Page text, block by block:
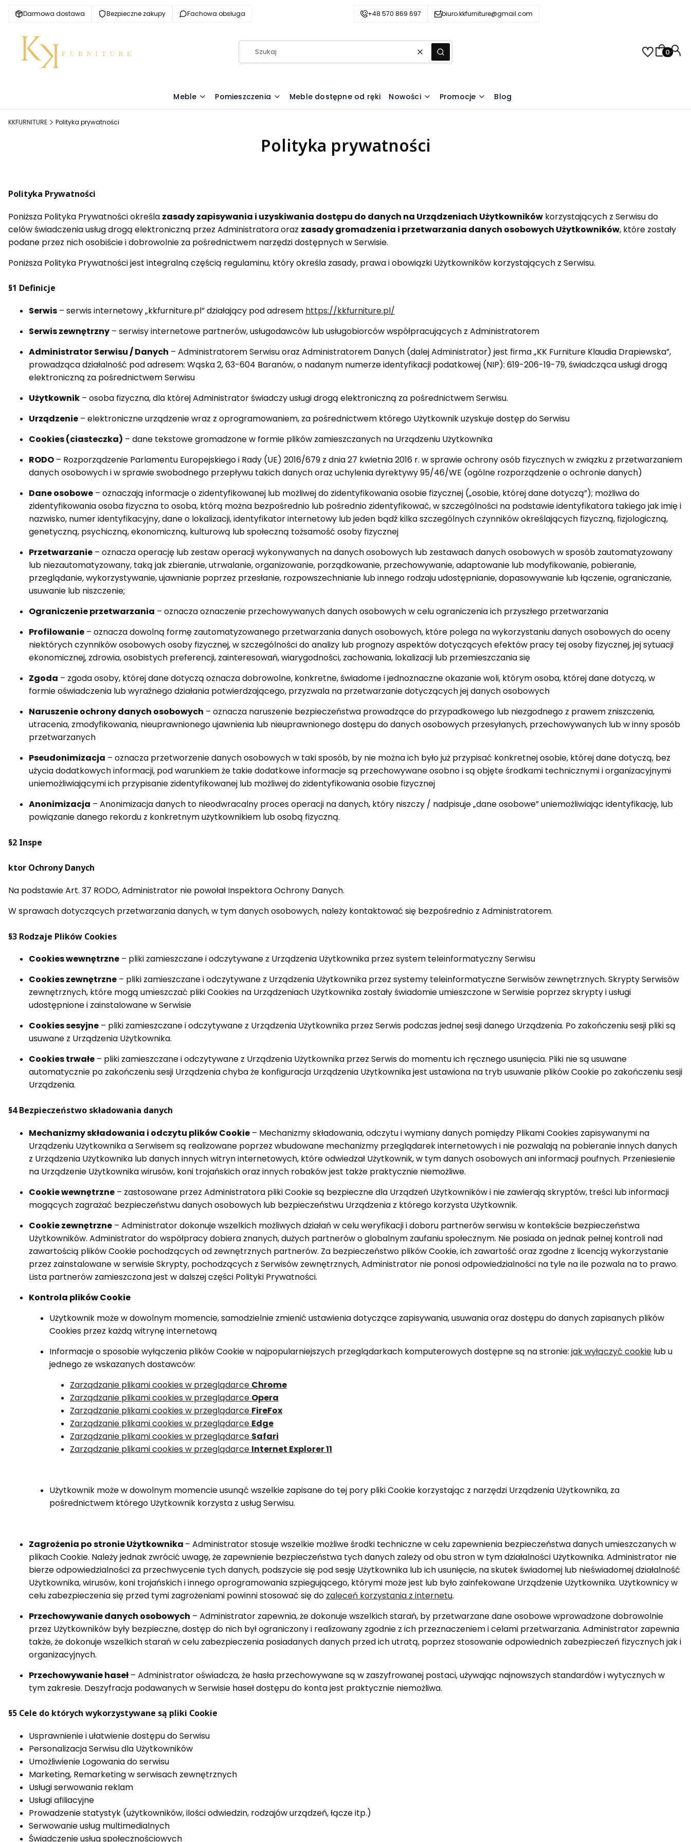
Darmowa dostawa Bezpieczne zakupy Fachowa obsługa +48 570 869 697 biuro.kkfurniture@gmail.com
WyczyśćSzukaj
Produkty
Meble Pomieszczenia Meble dostępne od ręki Nowości Promocje Blog
KKFURNITURE Polityka prywatności
Polityka prywatności
Polityka Prywatności
Poniższa Polityka Prywatności określa zasady zapisywania i uzyskiwania dostępu do danych na Urządzeniach Użytkowników korzystających z Serwisu do
celów świadczenia usług drogą elektroniczną przez Administratora oraz zasady gromadzenia i przetwarzania danych osobowych Użytkowników, które zostały
podane przez nich osobiście i dobrowolnie za pośrednictwem narzędzi dostępnych w Serwisie.
Poniższa Polityka Prywatności jest integralną częścią regulaminu, który określa zasady, prawa i obowiązki Użytkowników korzystających z Serwisu.
§1 Definicje
Serwis – serwis internetowy „kkfurniture.pl” działający pod adresem https://kkfurniture.pl/
Serwis zewnętrzny – serwisy internetowe partnerów, usługodawców lub usługobiorców współpracujących z Administratorem
Administrator Serwisu / Danych – Administratorem Serwisu oraz Administratorem Danych (dalej Administrator) jest firma „KK Furniture Klaudia Drapiewska”,
prowadząca działalność pod adresem: Wąska 2, 63-604 Baranów, o nadanym numerze identyfikacji podatkowej (NIP): 619-206-19-79, świadcząca usługi drogą
elektroniczną za pośrednictwem Serwisu
Użytkownik – osoba fizyczna, dla której Administrator świadczy usługi drogą elektroniczną za pośrednictwem Serwisu.
Urządzenie – elektroniczne urządzenie wraz z oprogramowaniem, za pośrednictwem którego Użytkownik uzyskuje dostęp do Serwisu
Cookies (ciasteczka) – dane tekstowe gromadzone w formie plików zamieszczanych na Urządzeniu Użytkownika
RODO – Rozporządzenie Parlamentu Europejskiego i Rady (UE) 2016/679 z dnia 27 kwietnia 2016 r. w sprawie ochrony osób fizycznych w związku z przetwarzaniem
danych osobowych i w sprawie swobodnego przepływu takich danych oraz uchylenia dyrektywy 95/46/WE (ogólne rozporządzenie o ochronie danych)
Dane osobowe – oznaczają informacje o zidentyfikowanej lub możliwej do zidentyfikowania osobie fizycznej („osobie, której dane dotyczą”); możliwa do
zidentyfikowania osoba fizyczna to osoba, którą można bezpośrednio lub pośrednio zidentyfikować, w szczególności na podstawie identyfikatora takiego jak imię i
nazwisko, numer identyfikacyjny, dane o lokalizacji, identyfikator internetowy lub jeden bądź kilka szczególnych czynników określających fizyczną, fizjologiczną,
genetyczną, psychiczną, ekonomiczną, kulturową lub społeczną tożsamość osoby fizycznej
Przetwarzanie – oznacza operację lub zestaw operacji wykonywanych na danych osobowych lub zestawach danych osobowych w sposób zautomatyzowany
lub niezautomatyzowany, taką jak zbieranie, utrwalanie, organizowanie, porządkowanie, przechowywanie, adaptowanie lub modyfikowanie, pobieranie,
przeglądanie, wykorzystywanie, ujawnianie poprzez przesłanie, rozpowszechnianie lub innego rodzaju udostępnianie, dopasowywanie lub łączenie, ograniczanie,
usuwanie lub niszczenie;
Ograniczenie przetwarzania – oznacza oznaczenie przechowywanych danych osobowych w celu ograniczenia ich przyszłego przetwarzania
Profilowanie – oznacza dowolną formę zautomatyzowanego przetwarzania danych osobowych, które polega na wykorzystaniu danych osobowych do oceny
niektórych czynników osobowych osoby fizycznej, w szczególności do analizy lub prognozy aspektów dotyczących efektów pracy tej osoby fizycznej, jej sytuacji
ekonomicznej, zdrowia, osobistych preferencji, zainteresowań, wiarygodności, zachowania, lokalizacji lub przemieszczania się
Zgoda – zgoda osoby, której dane dotyczą oznacza dobrowolne, konkretne, świadome i jednoznaczne okazanie woli, którym osoba, której dane dotyczą, w
formie oświadczenia lub wyraźnego działania potwierdzającego, przyzwala na przetwarzanie dotyczących jej danych osobowych
Naruszenie ochrony danych osobowych – oznacza naruszenie bezpieczeństwa prowadzące do przypadkowego lub niezgodnego z prawem zniszczenia,
utracenia, zmodyfikowania, nieuprawnionego ujawnienia lub nieuprawnionego dostępu do danych osobowych przesyłanych, przechowywanych lub w inny sposób
przetwarzanych
Pseudonimizacja – oznacza przetworzenie danych osobowych w taki sposób, by nie można ich było już przypisać konkretnej osobie, której dane dotyczą, bez
użycia dodatkowych informacji, pod warunkiem że takie dodatkowe informacje są przechowywane osobno i są objęte środkami technicznymi i organizacyjnymi
uniemożliwiającymi ich przypisanie zidentyfikowanej lub możliwej do zidentyfikowania osobie fizycznej
Anonimizacja – Anonimizacja danych to nieodwracalny proces operacji na danych, który niszczy / nadpisuje „dane osobowe” uniemożliwiając identyfikację, lub
powiązanie danego rekordu z konkretnym użytkownikiem lub osobą fizyczną.
§2 Inspe
ktor Ochrony Danych
Na podstawie Art. 37 RODO, Administrator nie powołał Inspektora Ochrony Danych.
W sprawach dotyczących przetwarzania danych, w tym danych osobowych, należy kontaktować się bezpośrednio z Administratorem.
§3 Rodzaje Plików Cookies
Cookies wewnętrzne – pliki zamieszczane i odczytywane z Urządzenia Użytkownika przez system teleinformatyczny Serwisu
Cookies zewnętrzne – pliki zamieszczane i odczytywane z Urządzenia Użytkownika przez systemy teleinformatyczne Serwisów zewnętrznych. Skrypty Serwisów
zewnętrznych, które mogą umieszczać pliki Cookies na Urządzeniach Użytkownika zostały świadomie umieszczone w Serwisie poprzez skrypty i usługi
udostępnione i zainstalowane w Serwisie
Cookies sesyjne – pliki zamieszczane i odczytywane z Urządzenia Użytkownika przez Serwis podczas jednej sesji danego Urządzenia. Po zakończeniu sesji pliki są
usuwane z Urządzenia Użytkownika.
Cookies trwałe – pliki zamieszczane i odczytywane z Urządzenia Użytkownika przez Serwis do momentu ich ręcznego usunięcia. Pliki nie są usuwane
automatycznie po zakończeniu sesji Urządzenia chyba że konfiguracja Urządzenia Użytkownika jest ustawiona na tryb usuwanie plików Cookie po zakończeniu sesji
Urządzenia.
§4 Bezpieczeństwo składowania danych
Mechanizmy składowania i odczytu plików Cookie – Mechanizmy składowania, odczytu i wymiany danych pomiędzy Plikami Cookies zapisywanymi na
Urządzeniu Użytkownika a Serwisem są realizowane poprzez wbudowane mechanizmy przeglądarek internetowych i nie pozwalają na pobieranie innych danych
z Urządzenia Użytkownika lub danych innych witryn internetowych, które odwiedzał Użytkownik, w tym danych osobowych ani informacji poufnych. Przeniesienie
na Urządzenie Użytkownika wirusów, koni trojańskich oraz innych robaków jest także praktycznie niemożliwe.
Cookie wewnętrzne – zastosowane przez Administratora pliki Cookie są bezpieczne dla Urządzeń Użytkowników i nie zawierają skryptów, treści lub informacji
mogących zagrażać bezpieczeństwu danych osobowych lub bezpieczeństwu Urządzenia z którego korzysta Użytkownik.
Cookie zewnętrzne – Administrator dokonuje wszelkich możliwych działań w celu weryfikacji i doboru partnerów serwisu w kontekście bezpieczeństwa
Użytkowników. Administrator do współpracy dobiera znanych, dużych partnerów o globalnym zaufaniu społecznym. Nie posiada on jednak pełnej kontroli nad
zawartością plików Cookie pochodzących od zewnętrznych partnerów. Za bezpieczeństwo plików Cookie, ich zawartość oraz zgodne z licencją wykorzystanie
przez zainstalowane w serwisie Skrypty, pochodzących z Serwisów zewnętrznych, Administrator nie ponosi odpowiedzialności na tyle na ile pozwala na to prawo.
Lista partnerów zamieszczona jest w dalszej części Polityki Prywatności.
Kontrola plików Cookie
Użytkownik może w dowolnym momencie, samodzielnie zmienić ustawienia dotyczące zapisywania, usuwania oraz dostępu do danych zapisanych plików
Cookies przez każdą witrynę internetową
Informacje o sposobie wyłączenia plików Cookie w najpopularniejszych przeglądarkach komputerowych dostępne są na stronie: jak wyłączyć cookie lub u
jednego ze wskazanych dostawców:
Zarządzanie plikami cookies w przeglądarce Chrome
Zarządzanie plikami cookies w przeglądarce Opera
Zarządzanie plikami cookies w przeglądarce FireFox
Zarządzanie plikami cookies w przeglądarce Edge
Zarządzanie plikami cookies w przeglądarce Safari
Zarządzanie plikami cookies w przeglądarce Internet Explorer 11
Użytkownik może w dowolnym momencie usunąć wszelkie zapisane do tej pory pliki Cookie korzystając z narzędzi Urządzenia Użytkownika, za
pośrednictwem którego Użytkownik korzysta z usług Serwisu.
Zagrożenia po stronie Użytkownika – Administrator stosuje wszelkie możliwe środki techniczne w celu zapewnienia bezpieczeństwa danych umieszczanych w
plikach Cookie. Należy jednak zwrócić uwagę, że zapewnienie bezpieczeństwa tych danych zależy od obu stron w tym działalności Użytkownika. Administrator nie
bierze odpowiedzialności za przechwycenie tych danych, podszycie się pod sesję Użytkownika lub ich usunięcie, na skutek świadomej lub nieświadomej działalność
Użytkownika, wirusów, koni trojańskich i innego oprogramowania szpiegującego, którymi może jest lub było zainfekowane Urządzenie Użytkownika. Użytkownicy w
celu zabezpieczenia się przed tymi zagrożeniami powinni stosować się do zaleceń korzystania z internetu.
Przechowywanie danych osobowych – Administrator zapewnia, że dokonuje wszelkich starań, by przetwarzane dane osobowe wprowadzone dobrowolnie
przez Użytkowników były bezpieczne, dostęp do nich był ograniczony i realizowany zgodnie z ich przeznaczeniem i celami przetwarzania. Administrator zapewnia
także, że dokonuje wszelkich starań w celu zabezpieczenia posiadanych danych przed ich utratą, poprzez stosowanie odpowiednich zabezpieczeń fizycznych jak i
organizacyjnych.
Przechowywanie haseł – Administrator oświadcza, że hasła przechowywane są w zaszyfrowanej postaci, używając najnowszych standardów i wytycznych w
tym zakresie. Deszyfracja podawanych w Serwisie haseł dostępu do konta jest praktycznie niemożliwa.
§5 Cele do których wykorzystywane są pliki Cookie
Usprawnienie i ułatwienie dostępu do Serwisu
Personalizacja Serwisu dla Użytkowników
Umożliwienie Logowania do serwisu
Marketing, Remarketing w serwisach zewnętrznych
Usługi serwowania reklam
Usługi afiliacyjne
Prowadzenie statystyk (użytkowników, ilości odwiedzin, rodzajów urządzeń, łącze itp.)
Serwowanie usług multimedialnych
Świadczenie usług społecznościowych